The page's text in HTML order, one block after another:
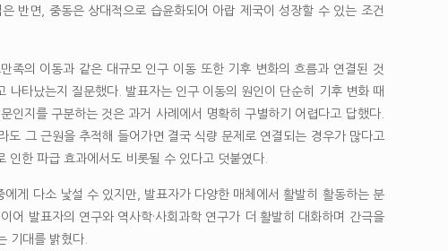
반면, 중동은 상대적으로 습윤화되어 아랍 제국이 성장할 수 있는 조건
족의 이동과 같은 대규모 인구 이동 또한 기후 변화의 흐름과 연결된 것
타났는지 질문했다. 발표자는 인구 이동의 원인이 단순히 기후 변화 때
지를 구분하는 것은 과거 사례에서 명확히 구별하기 어렵다고 답했다.
도 그 근원을 추적해 들어가면 결국 식량 문제로 연결되는 경우가 많다고
한 파급 효과에서도 비롯될 수 있다고 덧붙였다.
게 다소 낯설 수 있지만, 발표자가 다양한 매체에서 활발히 활동하는 분
발표자의 연구와 역사학·사회과학 연구가 더 활발히 대화하며 간극을
기대를 밝혔다.